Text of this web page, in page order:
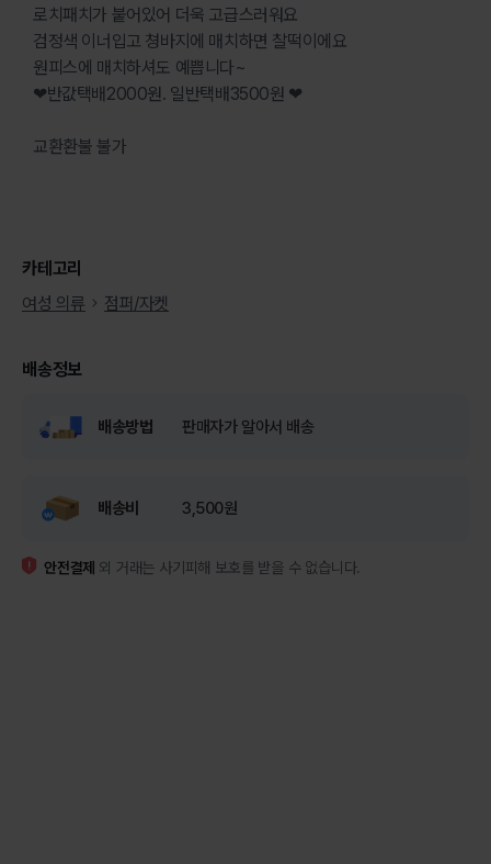
로치패치가 붙어있어 더욱 고급스러워요
검정색 이너입고 쳥바지에 매치하면 찰떡이에요
원피스에 매치하셔도 예쁩니다~
❤반값택배2000원. 일반택배3500원 ❤
교환환불 불가
카테고리
여성 의류
점퍼/자켓
배송정보
배송방법 판매자가 알아서 배송
배송비 3,500원
안전결제 외 거래는 사기피해 보호를 받을 수 없습니다.